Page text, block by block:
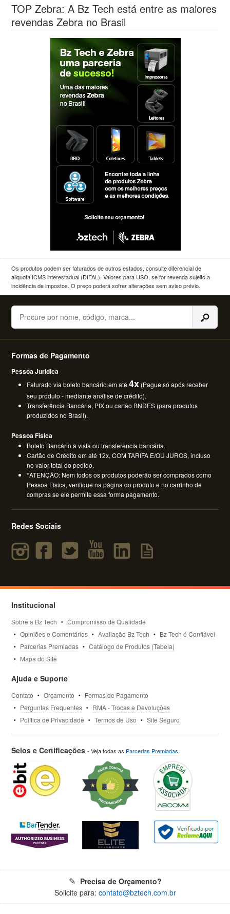
TOP Zebra: A Bz Tech está entre as maiores
revendas Zebra no Brasil
Os produtos podem ser faturados de outros estados, consulte diferencial de
aliquota ICMS interestadual (DIFAL). Valores para USO, se for revenda sujeito a
incidência de impostos. O preço poderá sofrer alterações sem aviso prévio.
Buscar
Formas de Pagamento
Pessoa Jurídica
Faturado via boleto bancário em até4x (Pague só após receber
seu produto - mediante análise de crédito).
Transferência Bancária, PIX ou cartão BNDES (para produtos
produzidos no Brasil).
Pessoa Física
Boleto Bancário à vista ou transferencia bancária.
Cartão de Crédito em até 12x, COM TARIFA E/OU JUROS, incluso
no valor total do pedido.
*ATENÇÃO: Nem todos os produtos poderão ser comprados como
Pessoa Física, verifique na página do produto e no carrinho de
compras se ele permite essa forma pagamento.
Redes Sociais
Institucional
Sobre a Bz Tech
Compromisso de Qualidade
Opiniões e Comentários
Avaliação Bz Tech
Bz Tech é Confiável
Parcerias Premiadas
Catálogo de Produtos (Tabela)
Mapa do Site
Ajuda e Suporte
Contato Orçamento
Formas de Pagamento
Perguntas Frequentes
RMA - Trocas e Devoluções
Política de Privacidade
Termos de Uso Site Seguro
Selos e Certificações- Veja todas as Parcerias Premiadas.
Precisa de Orçamento?
Solicite para: contato@bztech.com.br